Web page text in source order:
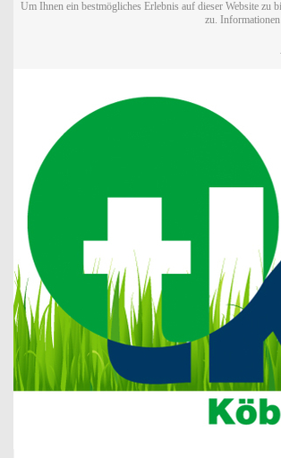
Um Ihnen ein bestmögliches Erlebnis auf dieser Website
zu.